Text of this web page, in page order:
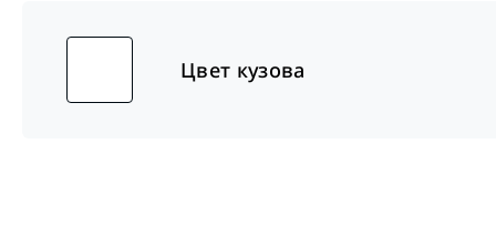
Цвет кузова